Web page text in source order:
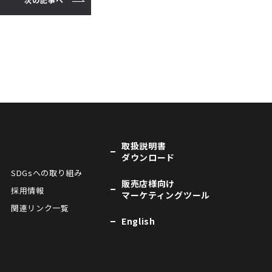
SDGsへの取り組み
採用情報
関連リンク一覧
取扱説明書
ダウンロード
販売店様向け
マーケティングツール
English